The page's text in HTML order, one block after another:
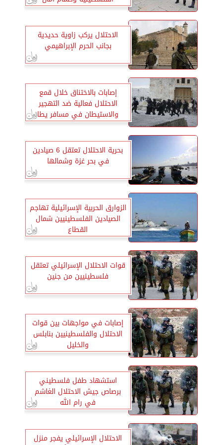
المنطقة
الاحتلال يركب زاوية حديدية
بجانب الحرم الإبراهيمي
إصابات بالاختناق خلال قمع
الاحتلال فعالية ضد التهجير
والاستيطان في مسافر يطا
بحرية الاحتلال تعتقل 6 صيادين
في بحر غزة وشمالها
الزوارق الحربية الإسرائيلية تهاجم
الصيادين الفلسطينيين شمال
القطاع
قوات الاحتلال الإسرائيلي تعتقل
فلسطينيين من جنين
إصابات في مواجهات بين قوات
الاحتلال والفلسطينيين بنابلس
والخليل
استشهاد طفل فلسطيني
برصاص جيش الاحتلال الغاشم
في رام الله
الاحتلال الإسرائيلي يفجر منزل